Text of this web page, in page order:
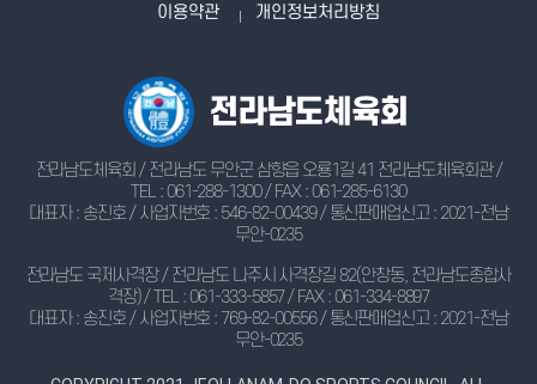
이용약관 개인정보처리방침
전라남도체육회 / 전라남도 무안군 삼향읍 오룡1길 41 전라남도체육회관 /
TEL : 061-288-1300 / FAX : 061-285-6130
대표자 : 송진호 / 사업자번호 : 546-82-00439 / 통신판매업신고 : 2021-전남
무안-0235
전라남도 국제사격장 / 전라남도 나주시 사격장길 82(안창동, 전라남도종합사
격장) / TEL : 061-333-5857 / FAX : 061-334-8897
대표자 : 송진호 / 사업자번호 : 769-82-00556 / 통신판매업신고 : 2021-전남
무안-0235